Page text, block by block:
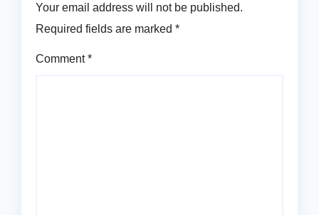
Your email address will not be published.
Required fields are marked *
Comment*